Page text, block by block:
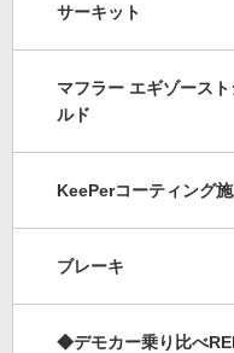
サーキット
マフラー エギゾース
ルド
KeePerコーティング
ブレーキ
◆デモカー乗り比べ